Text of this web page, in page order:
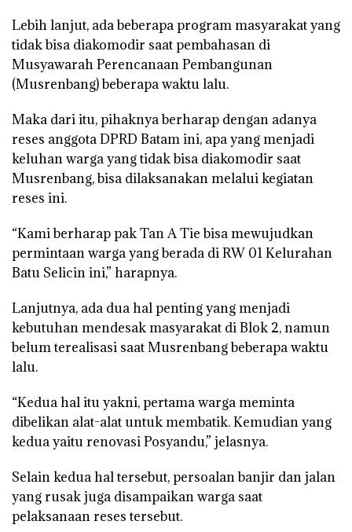
Lebih lanjut, ada beberapa program masyarakat yang
tidak bisa diakomodir saat pembahasan di
Musyawarah Perencanaan Pembangunan
(Musrenbang) beberapa waktu lalu.
Maka dari itu, pihaknya berharap dengan adanya
reses anggota DPRD Batam ini, apa yang menjadi
keluhan warga yang tidak bisa diakomodir saat
Musrenbang, bisa dilaksanakan melalui kegiatan
reses ini.
“Kami berharap pak Tan A Tie bisa mewujudkan
permintaan warga yang berada di RW 01 Kelurahan
Batu Selicin ini,” harapnya.
Lanjutnya, ada dua hal penting yang menjadi
kebutuhan mendesak masyarakat di Blok 2, namun
belum terealisasi saat Musrenbang beberapa waktu
lalu.
“Kedua hal itu yakni, pertama warga meminta
dibelikan alat-alat untuk membatik. Kemudian yang
kedua yaitu renovasi Posyandu,” jelasnya.
Selain kedua hal tersebut, persoalan banjir dan jalan
yang rusak juga disampaikan warga saat
pelaksanaan reses tersebut.